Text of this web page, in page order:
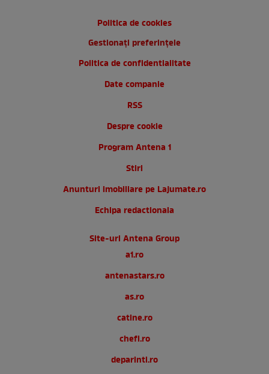
Politica de cookies
Gestionați preferințele
Politica de confidentialitate
Date companie
RSS
Despre cookie
Program Antena 1
Stiri
Anunturi imobiliare pe Lajumate.ro
Echipa redactionala
Site-uri Antena Group
a1.ro
antenastars.ro
as.ro
catine.ro
chefi.ro
deparinti.ro